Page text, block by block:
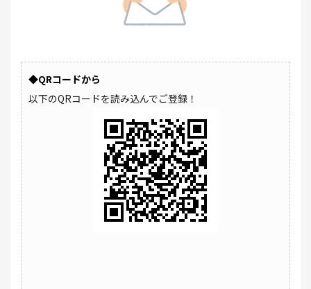
◆QRコードから
以下のQRコードを読み込んでご登録！